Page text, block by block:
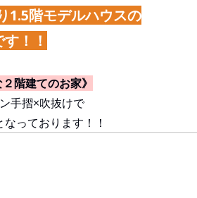
1.5階モデルハウスの
！！
階建てのお家》
手摺×吹抜けで
っております！！